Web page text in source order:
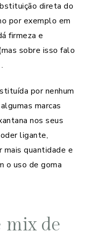
direta do
por exemplo em
firmeza e
sobre isso falo
por nenhum
marcas
nos seus
ligante,
quantidade e
o uso de goma
mix de